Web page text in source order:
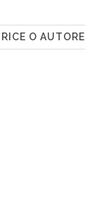
O AUTORE